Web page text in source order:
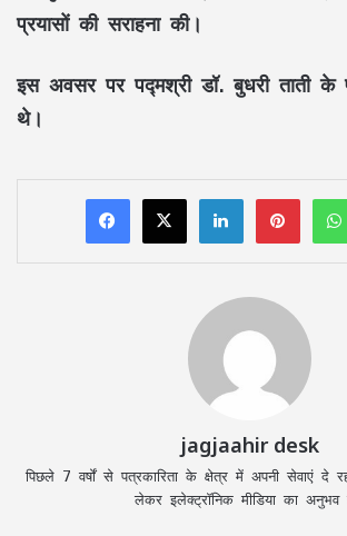
प्रयासों की सराहना की।
इस अवसर परपद्मश्री डॉ. बुधरी तातीके
थे।
LinkedIn
jagjaahir desk
पिछले 7 वर्षों से पत्रकारिता के क्षेत्र में अपनी सेवाएं
लेकर इलेक्ट्रॉनिक मीडिया का अनुभव